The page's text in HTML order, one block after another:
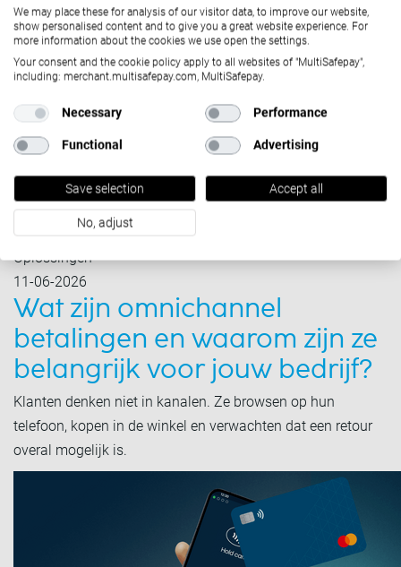
Oplossingen
11-06-2026
Wat zijn omnichannel
betalingen en waarom zijn ze
belangrijk voor jouw bedrijf?
Klanten denken niet in kanalen. Ze browsen op hun
telefoon, kopen in de winkel en verwachten dat een retour
overal mogelijk is.
We may place these for analysis of our visitor data, to improve our website,
show personalised content and to give you a great website experience. For
more information about the cookies we use open the settings.
Your consent and the cookie policy apply to all websites of "MultiSafepay",
including: merchant.multisafepay.com, MultiSafepay.
Necessary Performance
Functional Advertising
Save selection Accept all
No, adjust